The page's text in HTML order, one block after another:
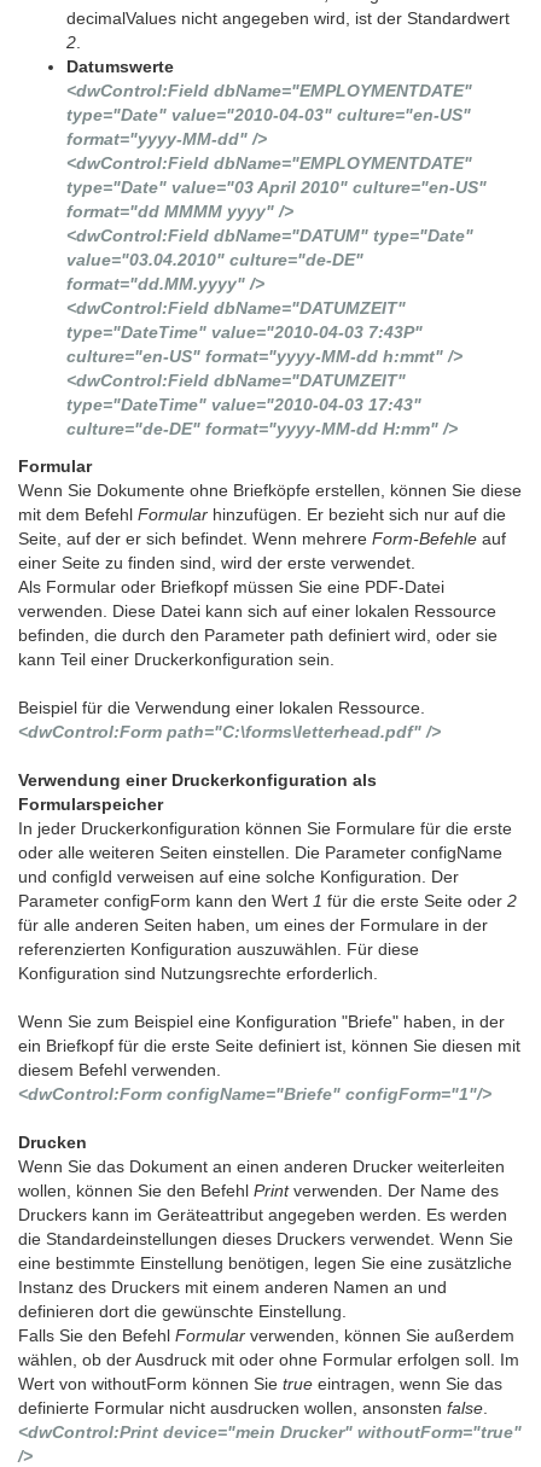
decimalValues nicht angegeben wird, ist der Standardwert
2
Datumswerte
<dwControl:Field dbName="EMPLOYMENTDATE"
type="Date" value="2010-04-03" culture="en-US"
format="yyyy-MM-dd" />
<dwControl:Field dbName="EMPLOYMENTDATE"
type="Date" value="03 April 2010" culture="en-US"
format="dd MMMM yyyy" />
<dwControl:Field dbName="DATUM" type="Date"
value="03.04.2010" culture="de-DE"
format="dd.MM.yyyy" />
<dwControl:Field dbName="DATUMZEIT"
type="DateTime" value="2010-04-03 7:43P"
culture="en-US" format="yyyy-MM-dd h:mmt" />
<dwControl:Field dbName="DATUMZEIT"
type="DateTime" value="2010-04-03 17:43"
culture="de-DE" format="yyyy-MM-dd H:mm" />
Formular
Wenn Sie Dokumente ohne Briefköpfe erstellen, können Sie diese
mit dem Befehl Formular hinzufügen. Er bezieht sich nur auf die
Seite, auf der er sich befindet. Wenn mehrere Form-Befehle auf
einer Seite zu finden sind, wird der erste verwendet.
Als Formular oder Briefkopf müssen Sie eine PDF-Datei
verwenden. Diese Datei kann sich auf einer lokalen Ressource
befinden, die durch den Parameter path definiert wird, oder sie
kann Teil einer Druckerkonfiguration sein.
Beispiel für die Verwendung einer lokalen Ressource.
<dwControl:Form path="C:\forms\letterhead.pdf" />
Verwendung einer Druckerkonfiguration als
Formularspeicher
In jeder Druckerkonfiguration können Sie Formulare für die erste
oder alle weiteren Seiten einstellen. Die Parameter configName
und configId verweisen auf eine solche Konfiguration. Der
Parameter configForm kann den Wert 1 für die erste Seite oder 2
für alle anderen Seiten haben, um eines der Formulare in der
referenzierten Konfiguration auszuwählen. Für diese
Konfiguration sind Nutzungsrechte erforderlich.
Wenn Sie zum Beispiel eine Konfiguration "Briefe" haben, in der
ein Briefkopf für die erste Seite definiert ist, können Sie diesen mit
diesem Befehl verwenden.
<dwControl:Form configName="Briefe" configForm="1"/>
Drucken
Wenn Sie das Dokument an einen anderen Drucker weiterleiten
wollen, können Sie den Befehl Printverwenden. Der Name des
Druckers kann im Geräteattribut angegeben werden. Es werden
die Standardeinstellungen dieses Druckers verwendet. Wenn Sie
eine bestimmte Einstellung benötigen, legen Sie eine zusätzliche
Instanz des Druckers mit einem anderen Namen an und
definieren dort die gewünschte Einstellung.
Falls Sie den Befehl Formular verwenden, können Sie außerdem
wählen, ob der Ausdruck mit oder ohne Formular erfolgen soll. Im
Wert von withoutForm können Sie true eintragen, wenn Sie das
definierte Formular nicht ausdrucken wollen, ansonsten false
<dwControl:Print device="mein Drucker" withoutForm="true"
/>